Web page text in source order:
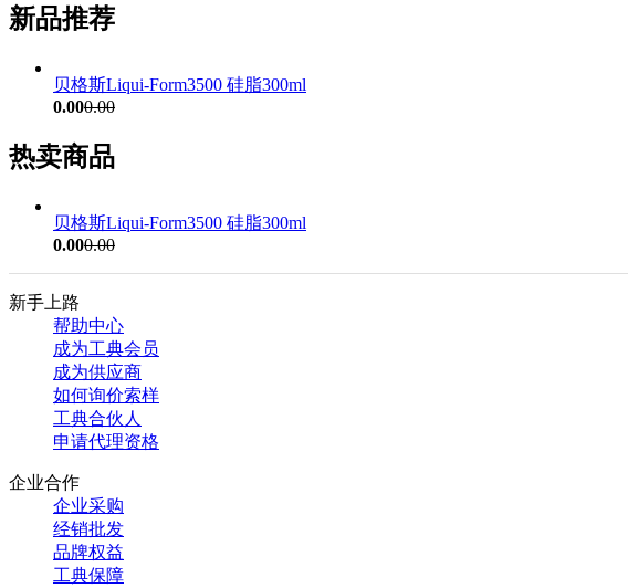
新品推荐
贝格斯Liqui-Form3500 硅脂300ml
0.000.00
热卖商品
贝格斯Liqui-Form3500 硅脂300ml
0.000.00
新手上路
帮助中心
成为工典会员
成为供应商
如何询价索样
工典合伙人
申请代理资格
企业合作
企业采购
经销批发
品牌权益
工典保障